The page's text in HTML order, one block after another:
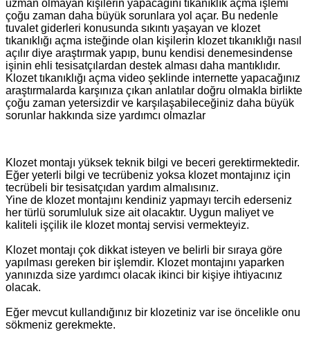
uzman olmayan kişilerin yapacağını tıkanıklık açma işlemi
çoğu zaman daha büyük sorunlara yol açar. Bu nedenle
tuvalet giderleri konusunda sıkıntı yaşayan ve klozet
tıkanıklığı açma isteğinde olan kişilerin klozet tıkanıklığı nasıl
açılır diye araştırmak yapıp, bunu kendisi denemesindense
işinin ehli tesisatçılardan destek alması daha mantıklıdır.
Klozet tıkanıklığı açma video şeklinde internette yapacağınız
araştırmalarda karşınıza çıkan anlatılar doğru olmakla birlikte
çoğu zaman yetersizdir ve karşılaşabileceğiniz daha büyük
sorunlar hakkında size yardımcı olmazlar
Klozet montajı yüksek teknik bilgi ve beceri gerektirmektedir.
Eğer yeterli bilgi ve tecrübeniz yoksa klozet montajınız için
tecrübeli bir tesisatçıdan yardım almalısınız.
Yine de klozet montajını kendiniz yapmayı tercih ederseniz
her türlü sorumluluk size ait olacaktır. Uygun maliyet ve
kaliteli işçilik ile klozet montaj servisi vermekteyiz.
Klozet montajı çok dikkat isteyen ve belirli bir sıraya göre
yapılması gereken bir işlemdir. Klozet montajını yaparken
yanınızda size yardımcı olacak ikinci bir kişiye ihtiyacınız
olacak.
Eğer mevcut kullandığınız bir klozetiniz var ise öncelikle onu
sökmeniz gerekmekte.